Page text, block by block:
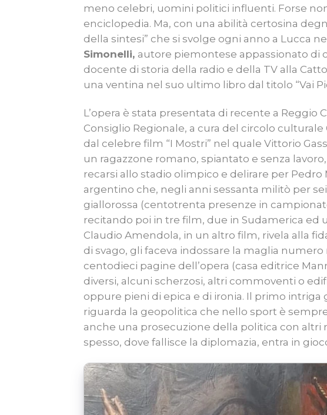
meno celebri, uomini politici influenti. Forse
enciclopedia. Ma, con una abilità certosina
della sintesi” che si svolge ogni anno a Lucca
Simonelli, autore piemontese appassionato di
docente di storia della radio e della TV alla
una ventina nel suo ultimo libro dal titolo “Vai
L’opera è stata presentata di recente a Reggio
Consiglio Regionale, a cura del circolo culturale
dal celebre film “I Mostri” nel quale Vittorio
un ragazzone romano, spiantato e senza
recarsi allo stadio olimpico e delirare per
argentino che, negli anni sessanta militò per
giallorossa (centotrenta presenze in
recitando poi in tre film, due in Sudamerica ed
Claudio Amendola, in un altro film, rivela alla
di svago, gli faceva indossare la maglia
centodieci pagine dell’opera (casa editrice
diversi, alcuni scherzosi, altri commoventi o
oppure pieni di epica e di ironia. Il primo intriga
riguarda la geopolitica che nello sport è
anche una prosecuzione della politica con altri
spesso, dove fallisce la diplomazia, entra in